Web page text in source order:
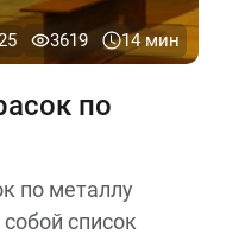
3619 14 мин
по
по металлу
список